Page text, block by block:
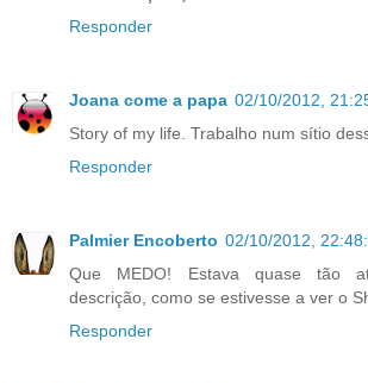
Responder
Joana come a papa 02/10/2012,
Story of my life. Trabalho num sítio
Responder
Palmier Encoberto 02/10/2012,
Que MEDO! Estava quase tão
descrição, como se estivesse a ver o
Responder